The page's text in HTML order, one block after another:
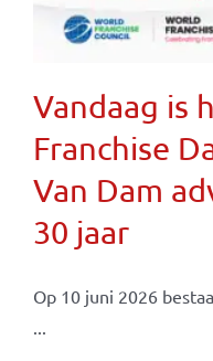
Vandaag is
Franchise
Van Dam
30 jaar
Op 10 juni 2026